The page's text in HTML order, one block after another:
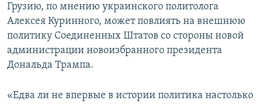
Грузию, по мнению украинского политолога
Алексея Куринного, может повлиять на внешнюю
политику Соединенных Штатов со стороны новой
администрации новоизбранного президента
Дональда Трампа.
«Едва ли не впервые в истории политика настолько